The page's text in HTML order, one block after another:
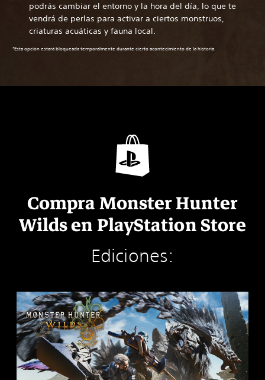
podrás cambiar el entorno y la hora del día, lo que te
vendrá de perlas para activar a ciertos monstruos,
criaturas acuáticas y fauna local.
*Esta opción estará bloqueada temporalmente durante cierto acontecimiento de la historia.
Compra Monster Hunter
Wilds en PlayStation Store
Ediciones:
E
d
i
c
i
ó
n